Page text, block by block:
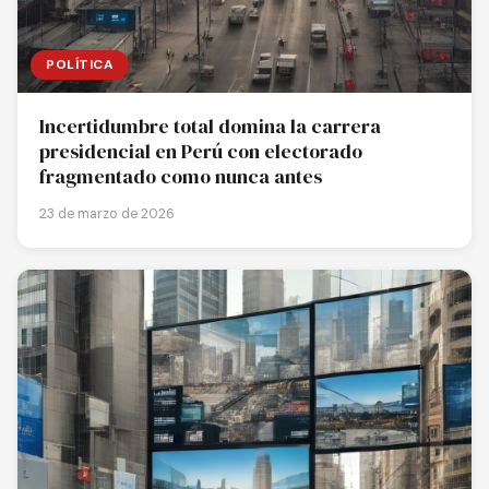
POLÍTICA
Incertidumbre total domina la carrera
presidencial en Perú con electorado
fragmentado como nunca antes
23 de marzo de 2026